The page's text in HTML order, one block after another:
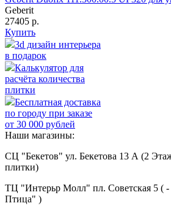
Geberit
27405 р.
Купить
3d дизайн интерьера
в подарок
Калькулятор для
расчёта количества
плитки
Бесплатная доставка
по городу при заказе
от 30 000 рублей
Наши магазины:
СЦ "Бекетов" ул. Бекетова 13 А (2
плитки)
ТЦ "Интерьр Молл" пл. Советская 5 (
Птица" )